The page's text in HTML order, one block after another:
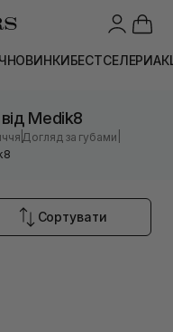
НОВИНКИБЕСТСЕЛЕРИ
Medik8
|Догляд за губами
Сортувати